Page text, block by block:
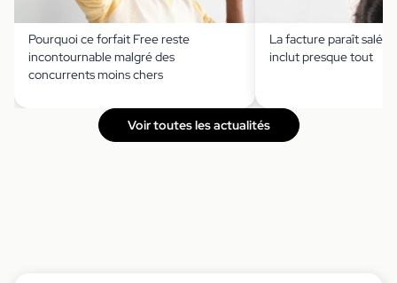
Pourquoi ce forfait Free reste
incontournable malgré des
concurrents moins chers
La facture paraît
inclut presque tout
Voir toutes les actualités